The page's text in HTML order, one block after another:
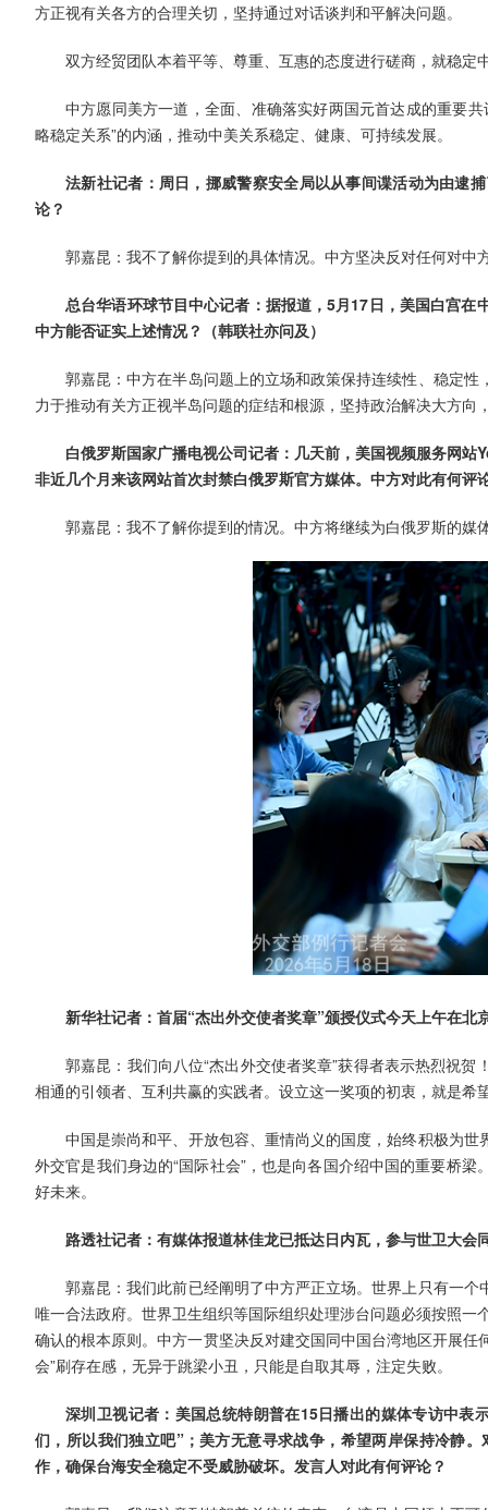
方正视有关各方的合理关切，坚持通过对话谈判和平解决问题。
双方经贸团队本着平等、尊重、互惠的态度进行磋商，就稳
中方愿同美方一道，全面、准确落实好两国元首达成的重要
略稳定关系”的内涵，推动中美关系稳定、健康、可持续发展。
法新社记者：周日，挪威警察安全局以从事间谍活动为由逮
论？
郭嘉昆：我不了解你提到的具体情况。中方坚决反对任何对
总台华语环球节目中心记者：据报道，5月17日，美国白宫
中方能否证实上述情况？（韩联社亦问及）
郭嘉昆：中方在半岛问题上的立场和政策保持连续性、稳定
力于推动有关方正视半岛问题的症结和根源，坚持政治解决大方
白俄罗斯国家广播电视公司记者：几天前，美国视频服务网
非近几个月来该网站首次封禁白俄罗斯官方媒体。中方对此有何评
郭嘉昆：我不了解你提到的情况。中方将继续为白俄罗斯的媒
新华社记者：首届“杰出外交使者奖章”颁授仪式今天上午在
郭嘉昆：我们向八位“杰出外交使者奖章”获得者表示热烈祝
相通的引领者、互利共赢的实践者。设立这一奖项的初衷，就是希
中国是崇尚和平、开放包容、重情尚义的国度，始终积极为
外交官是我们身边的“国际社会”，也是向各国介绍中国的重要桥
好未来。
路透社记者：有媒体报道林佳龙已抵达日内瓦，参与世卫大
郭嘉昆：我们此前已经阐明了中方严正立场。世界上只有一
唯一合法政府。世界卫生组织等国际组织处理涉台问题必须按照
确认的根本原则。中方一贯坚决反对建交国同中国台湾地区开展
会”刷存在感，无异于跳梁小丑，只能是自取其辱，注定失败。
深圳卫视记者：美国总统特朗普在15日播出的媒体专访中表
们，所以我们独立吧”；美方无意寻求战争，希望两岸保持冷静
作，确保台海安全稳定不受威胁破坏。发言人对此有何评论？